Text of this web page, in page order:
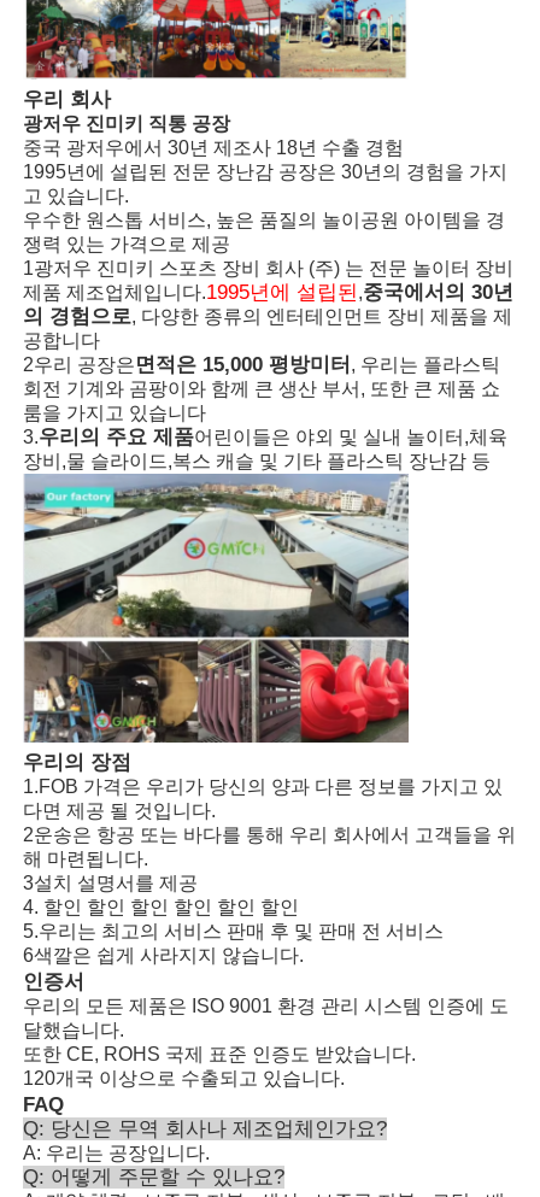
큰 물 슬라이드
워터파크 장비
로프 클라이밍 놀이터
목재 놀이터 장비
우리 회사
광저우 진미키 직통 공장
중국 광저우에서 30년 제조사 18년 수출 경험
1995년에 설립된 전문 장난감 공장은 30년의 경험을 가지
고 있습니다.
우수한 원스톱 서비스, 높은 품질의 놀이공원 아이템을 경
쟁력 있는 가격으로 제공
1광저우 진미키 스포츠 장비 회사 (주) 는 전문 놀이터 장비
제품 제조업체입니다.1995년에 설립된 ,중국에서의 30년
의 경험으로, 다양한 종류의 엔터테인먼트 장비 제품을 제
공합니다
2우리 공장은면적은 15,000 평방미터 , 우리는 플라스틱
회전 기계와 곰팡이와 함께 큰 생산 부서, 또한 큰 제품 쇼
룸을 가지고 있습니다
3.우리의 주요 제품어린이들은 야외 및 실내 놀이터,체육
장비,물 슬라이드,복스 캐슬 및 기타 플라스틱 장난감 등
우리의 장점
1.FOB 가격은 우리가 당신의 양과 다른 정보를 가지고 있
다면 제공 될 것입니다.
2운송은 항공 또는 바다를 통해 우리 회사에서 고객들을 위
해 마련됩니다.
3설치 설명서를 제공
4. 할인 할인 할인 할인 할인 할인
5.우리는 최고의 서비스 판매 후 및 판매 전 서비스
6색깔은 쉽게 사라지지 않습니다.
인증서
우리의 모든 제품은 ISO 9001 환경 관리 시스템 인증에 도
달했습니다.
또한 CE, ROHS 국제 표준 인증도 받았습니다.
120개국 이상으로 수출되고 있습니다.
FAQ
Q: 당신은 무역 회사나 제조업체인가요?
A: 우리는 공장입니다.
Q: 어떻게 주문할 수 있나요?